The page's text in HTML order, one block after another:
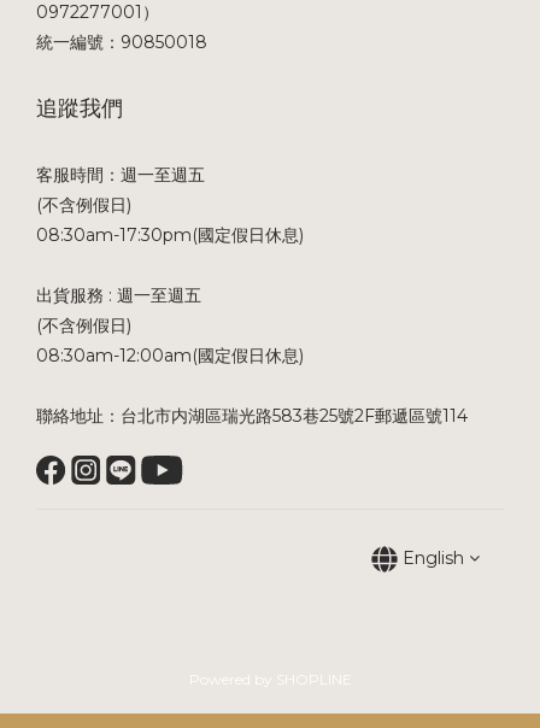
0972277001）
統一編號：90850018
追蹤我們
客服時間：週一至週五
(不含例假日)
08:30am-17:30pm(國定假日休息)
出貨服務 : 週一至週五
(不含例假日)
08:30am-12:00am(國定假日休息)
聯絡地址：台北市内湖區瑞光路583巷25號2F郵遞區號114
English
Powered by SHOPLINE